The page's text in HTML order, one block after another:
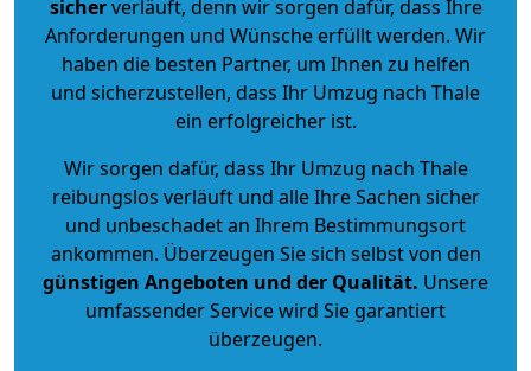
sicherverläuft, denn wir sorgen dafür, dass Ihre
Anforderungen und Wünsche erfüllt werden. Wir
haben die besten Partner, um Ihnen zu helfen
und sicherzustellen, dass Ihr Umzug nach Thale
ein erfolgreicher ist.
Wir sorgen dafür, dass Ihr Umzug nach Thale
reibungslos verläuft und alle Ihre Sachen sicher
und unbeschadet an Ihrem Bestimmungsort
ankommen. Überzeugen Sie sich selbst von den
günstigen Angeboten und der Qualität. Unsere
umfassender Service wird Sie garantiert
überzeugen.